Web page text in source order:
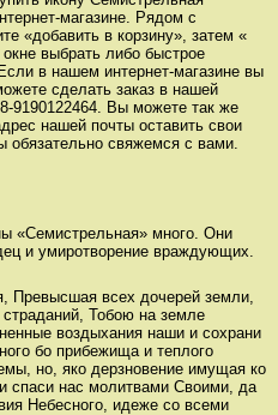
магазине. Рядом с
«добавить в корзину», затем «
выбрать либо быстрое
в нашем интернет-магазине вы
сделать заказ в нашей
9190122464. Вы можете так же
нашей почты оставить свои
обязательно свяжемся с вами.
«Семистрельная» много. Они
и умиротворение враждующих.
Превысшая всех дочерей земли,
Тобою на земле
воздыхания наши и сохрани
бо прибежища и теплого
но, яко дерзновение имущая ко
спаси нас молитвами Своими, да
Небесного, идеже со всеми